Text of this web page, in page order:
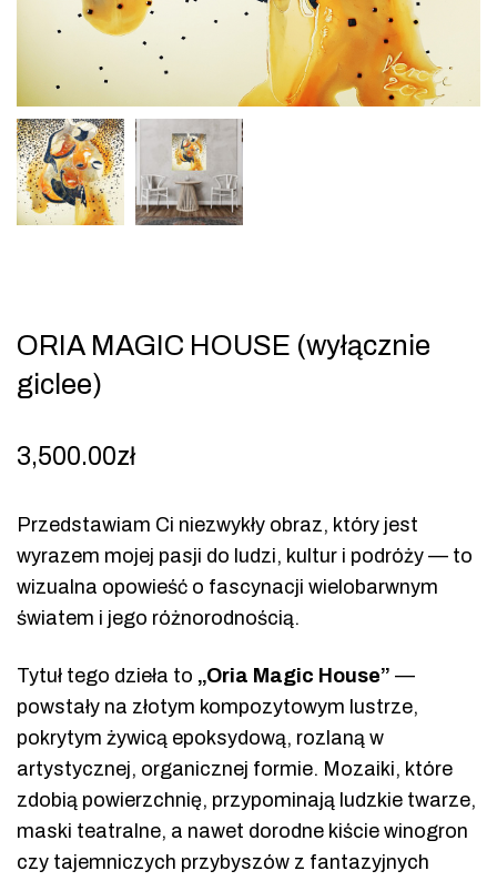
ORIA MAGIC HOUSE (wyłącznie
giclee)
3,500.00zł
Przedstawiam Ci niezwykły obraz, który jest
wyrazem mojej pasji do ludzi, kultur i podróży — to
wizualna opowieść o fascynacji wielobarwnym
światem i jego różnorodnością.
Tytuł tego dzieła to „Oria Magic House” —
powstały na złotym kompozytowym lustrze,
pokrytym żywicą epoksydową, rozlaną w
artystycznej, organicznej formie. Mozaiki, które
zdobią powierzchnię, przypominają ludzkie twarze,
maski teatralne, a nawet dorodne kiście winogron
czy tajemniczych przybyszów z fantazyjnych